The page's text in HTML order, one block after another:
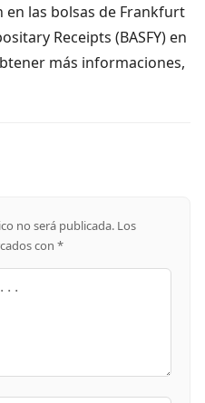
en las bolsas de Frankfurt
Receipts (BASFY) en
más informaciones,
no será publicada. Los
con *